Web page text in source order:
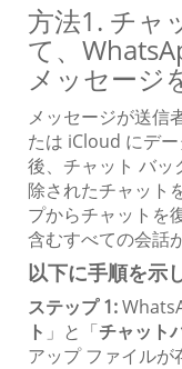
方法1. チャ
て、
メッセージ
メッセージが送信
たは iCloud にデ
後、チャット バ
除されたチャット
プからチャットを
含むすべての会話
以下に手順を示
ステップ 1:
ト 」と「チャット
アップ ファイルが